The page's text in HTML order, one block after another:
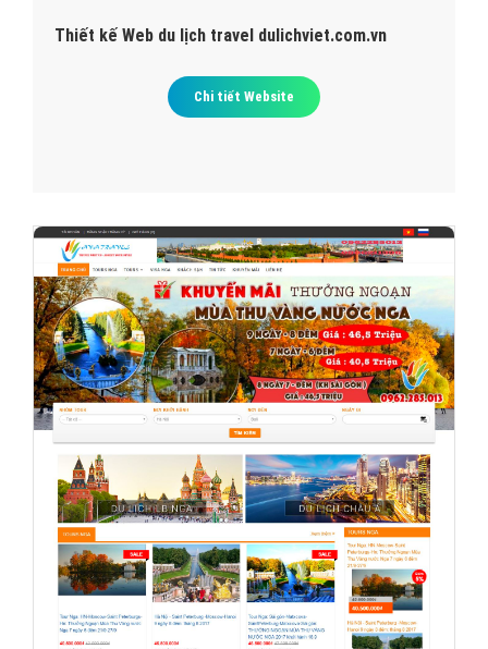
Thiết kế Web du lịch travel dulichviet.com.vn
Chi tiết Website